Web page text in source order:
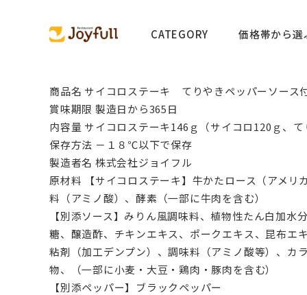
CATEGORY 価格帯から選
商品名 サイコロステーキ てりやきペッパーソー
賞味期限 製造日から365日
内容量 サイコロステーキ146ｇ（サイコロ120ｇ、
保存方法 －１８℃以下で保存
製造者名 株式会社ジョイフル
原材料 【サイコロステーキ】牛かたロース（アメ
料（アミノ酸）、酵素（一部に牛肉を含む）
【別添ソース】みりん風調味料、植物性たん白加
糖、醸造酢、チキンエキス、ポークエキス、昆布エ
粘剤（加工デンプン）、調味料（アミノ酸等）、カ
物、（一部に小麦・大豆・鶏肉・豚肉を含む）
【別添ペッパー】ブラックペッパー